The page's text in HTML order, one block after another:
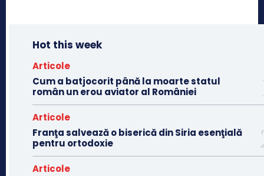
Hot this week
Articole
Cum a batjocorit până la moarte statul
român un erou aviator al României
Articole
Franţa salvează o biserică din Siria esenţială
pentru ortodoxie
Articole